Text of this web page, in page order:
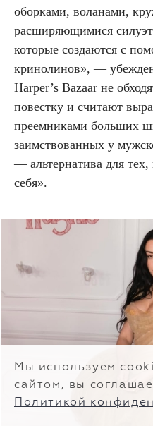
оборками, воланами,
расширяющимися
которые создаются с
кринолинов», —
Harper’s Bazaar не
повестку и считают
преемниками больших
заимствованных у
— альтернатива для
себя».
Мы используем
сайтом, вы
Политикой